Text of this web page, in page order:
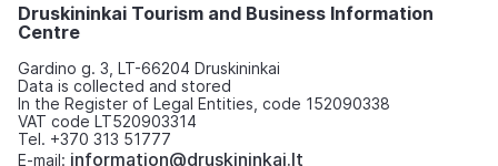
Druskininkai Tourism and Business Information
Centre
Gardino g. 3, LT-66204 Druskininkai
Data is collected and stored
In the Register of Legal Entities, code 152090338
VAT code LT520903314
Tel. +370 313 51777
E-mail: information@druskininkai.lt